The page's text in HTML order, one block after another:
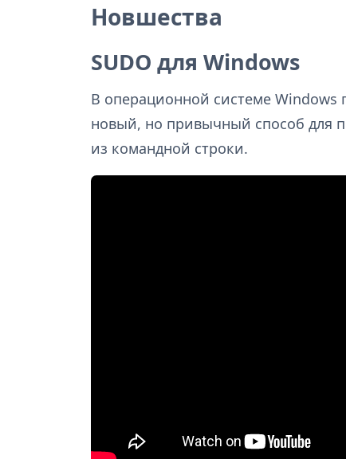
Новшества
SUDO для Windows
В операционной системе Windows
новый, но привычный способ для
из командной строки.